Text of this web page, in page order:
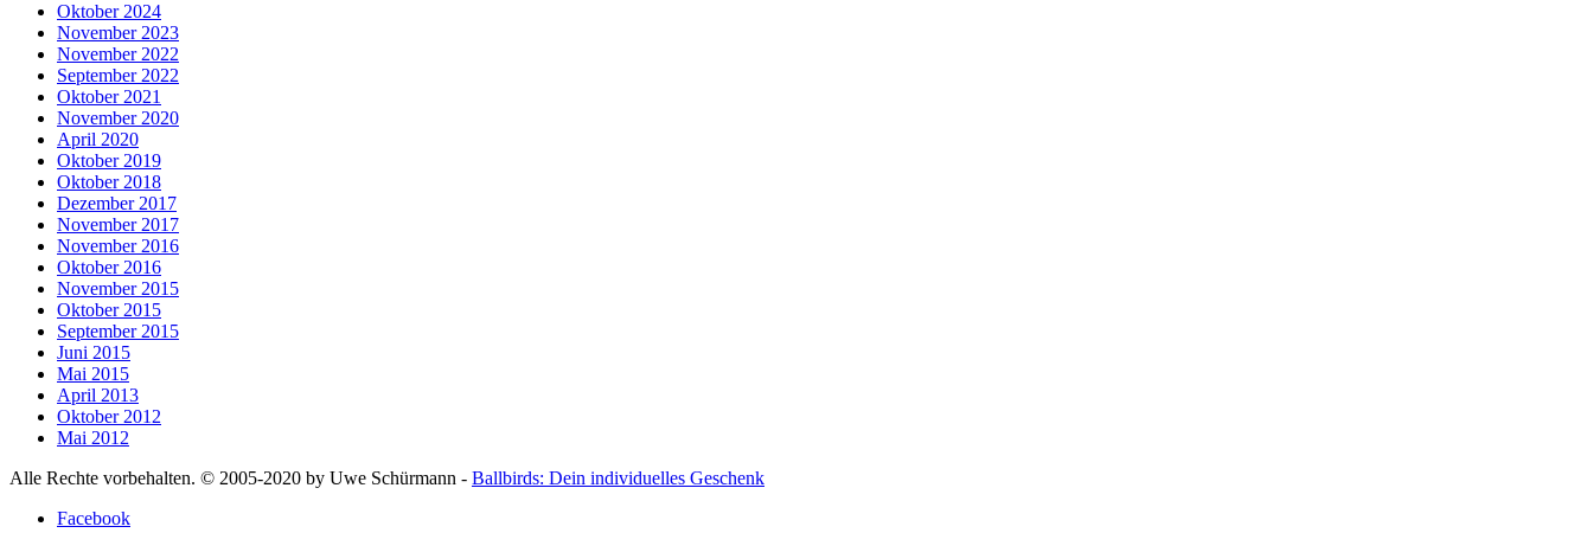
Oktober 2024
November 2023
November 2022
September 2022
Oktober 2021
November 2020
April 2020
Oktober 2019
Oktober 2018
Dezember 2017
November 2017
November 2016
Oktober 2016
November 2015
Oktober 2015
September 2015
Juni 2015
Mai 2015
April 2013
Oktober 2012
Mai 2012
Alle Rechte vorbehalten. © 2005-2020 by Uwe Schürmann - Ballbirds: Dein individuelles Geschenk
Facebook